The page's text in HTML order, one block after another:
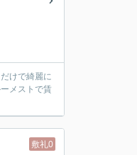
けで綺麗に
メストで賃
敷礼0